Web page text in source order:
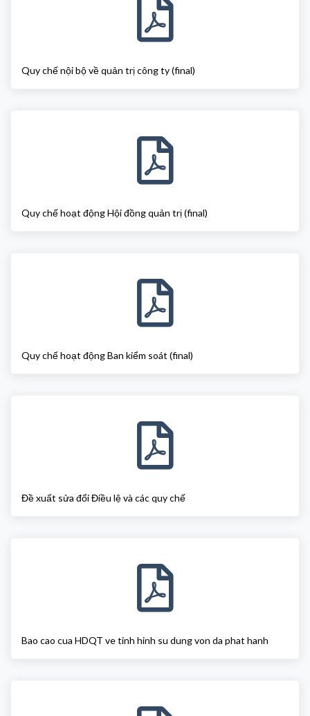
Quy chế nội bộ về quản trị công ty (final)
Quy chế hoạt động Hội đồng quản trị (final)
Quy chế hoạt động Ban kiểm soát (final)
Đề xuất sửa đổi Điều lệ và các quy chế
Bao cao cua HDQT ve tinh hinh su dung von da phat hanh